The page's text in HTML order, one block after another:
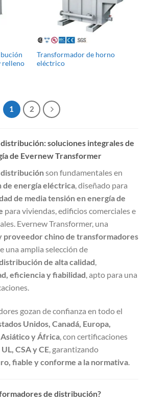
relleno
Transformador de horno
eléctrico
1 2
soluciones integrales de
de Evernew Transformer
son fundamentales en
de energía eléctrica, diseñado para
de media tensión en energía de
para viviendas, edificios comerciales e
Evernew Transformer, una
proveedor chino de transformadores
una amplia selección de
de alta calidad,
eficiencia y fiabilidad, apto para una
gozan de confianza en todo el
Unidos, Canadá, Europa,
y África, con certificaciones
UL, CSA y CE, garantizando
fiable y conforme a la normativa.
de distribución?